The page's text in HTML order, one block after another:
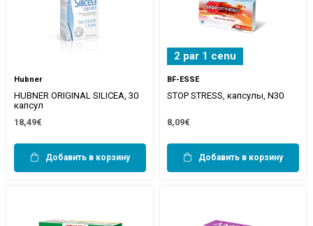
Hubner
HUBNER ORIGINAL SILICEA, 30
капсул
18,49€
Добавить в корзину
2 par 1 cenu
BF-ESSE
STOP STRESS, капсулы, N30
8,09€
Добавить в корзину